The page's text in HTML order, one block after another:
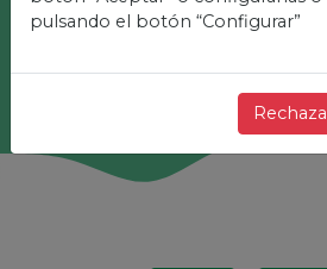
לחפש
pulsando el botón “Configurar”